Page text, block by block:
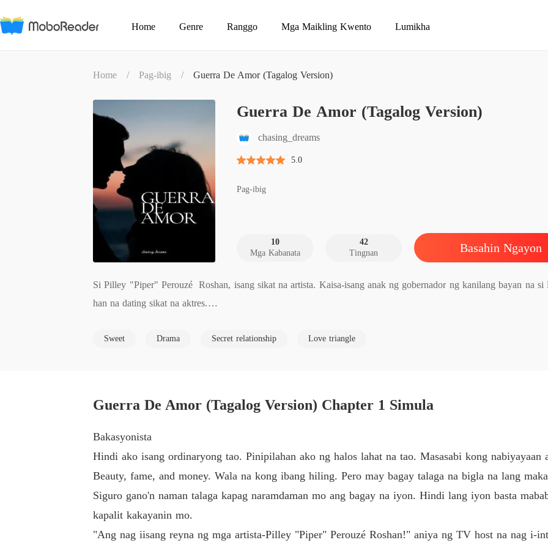
Home Genre Ranggo Mga Maikling Kwento Lumikha
Home / Pag-ibig / Guerra De Amor (Tagalog Version)
Guerra De Amor (Tagalog Version)
chasing_dreams
5.0
Pag-ibig
10
Mga Kabanata
42
Tingnan
Basahin Ngayon
Si Pilley "Piper" Perouzé  Roshan, isang sikat na artista. Kaisa-isang anak ng gobernador ng kanilang bayan na
han na dating sikat na aktres.
Masasabing mayaman sila dahil bukod sa dating artista ang kanyang ina at gobernador ang kanyang ama ay
tunay nitong pag ibig?
Sweet Drama Secret relationship Love triangle
Guerra De Amor (Tagalog Version) Chapter 1 Simula
Bakasyonista
Hindi ako isang ordinaryong tao. Pinipilahan ako ng halos lahat na tao. Masasabi kong nabiyayaan
Beauty, fame, and money. Wala na kong ibang hiling. Pero may bagay talaga na bigla na lang
Siguro gano'n naman talaga kapag naramdaman mo ang bagay na iyon. Hindi lang iyon basta
kapalit kakayanin mo.
"Ang nag iisang reyna ng mga artista-Pilley "Piper" Perouzé Roshan!" aniya ng TV host na nag i-
Guerra